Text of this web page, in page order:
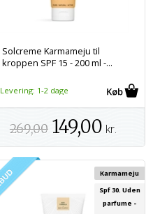
Solcreme Karmameju til
kroppen SPF 15 - 200 ml -...
Levering: 1-2 dage
269,00 149,00 kr.
Karmameju
Spf 30. Uden
parfume -